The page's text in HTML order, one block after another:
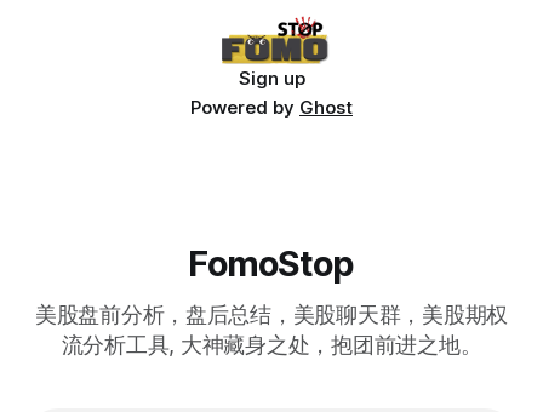
Sign up
Powered by Ghost
FomoStop
美股盘前分析，盘后总结，美股聊天群，美股期权
流分析工具, 大神藏身之处，抱团前进之地。